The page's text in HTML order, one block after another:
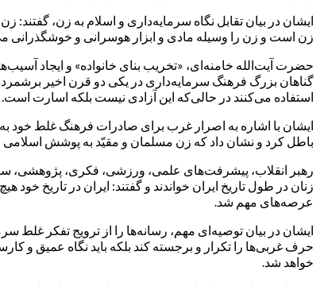
ایشان در بیان تقابل نگاه سرمایه‌داری و اسلام به زن،
زن است و زن را وسیله مادی و ابزار هوسرانی و خوشگذرانی
حضرت آیت‌الله خامنه‌ای، «تخریب بنای خانواده» و ایجاد
گناهان بزرگ فرهنگ سرمایه‌داری در یکی دو قرن اخیر
استفاده می‌کنند در حالی‌که این آزادی نیست بلکه اسارت است.
ایشان با اشاره به اصرار غرب برای صادرات فرهنگ غلط خود
باطل کرد و نشان داد که زن مسلمان و مقیّد به پوشش اسلامی
رهبر انقلاب، پیشرفت‌های علمی، ورزشی، فکری، پژوهشی،
زنان در طول تاریخ ایران خواندند و گفتند: ایران در تاریخ
عرصه‌های مهم شد.
ایشان در بیان توصیه‌ای مهم، رسانه‌ها را از ترویج تفکر
حرف غربی‌ها را تکرار و برجسته کند بلکه باید نگاه عمیق و
خواهد شد.